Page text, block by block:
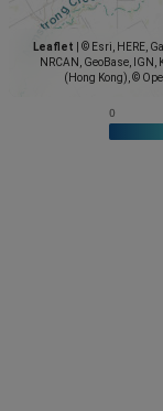
Leaflet
© Esri, HERE,
NRCAN, GeoBase, IGN,
(Hong Kong), ©